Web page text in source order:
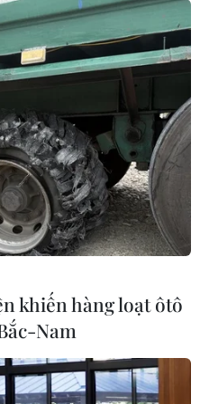
khiến hàng loạt ôtô
Nam